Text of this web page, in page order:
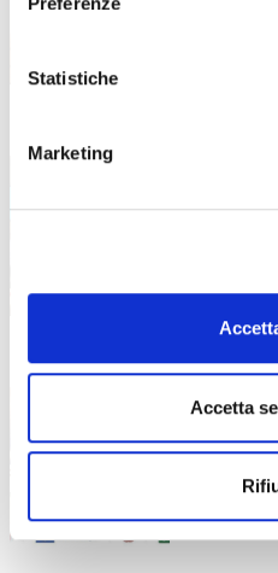
Statistiche
Marketing
Accetta
Corsi
nuove
17 Giugno 2026
Voucher
Regione
euro per